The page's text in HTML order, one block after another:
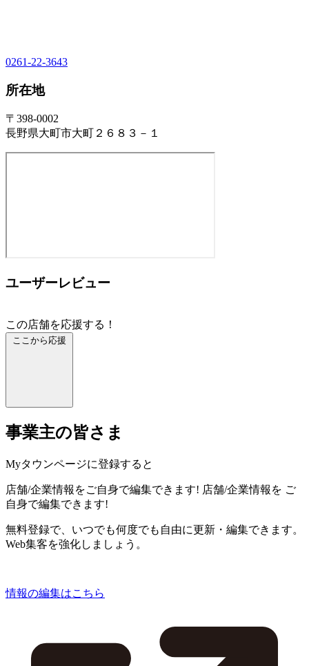
0261-22-3643
所在地
〒398-0002
長野県大町市大町２６８３－１
ユーザーレビュー
この店舗を応援する！
ここから応援
事業主の皆さま
Myタウンページに登録すると
店舗/企業情報をご自身で編集できます! 店舗/企業情報を ご
自身で編集できます!
無料登録で、いつでも何度でも自由に更新・編集できます。
Web集客を強化しましょう。
情報の編集はこちら